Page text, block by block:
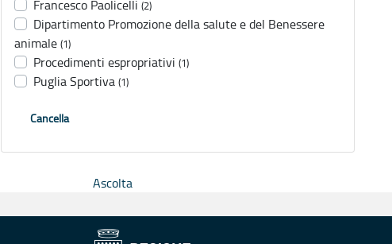
Francesco Paolicelli (2)
Dipartimento Promozione della salute e del Benessere
animale (1)
Procedimenti espropriativi (1)
Puglia Sportiva (1)
Cancella
Ascolta